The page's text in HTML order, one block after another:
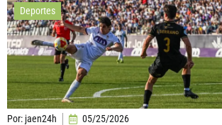
Deportes
Por: jaen24h 05/25/2026